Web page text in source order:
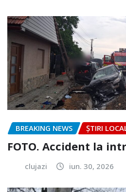
BREAKING NEWS ȘTIRI
FOTO. Accident la
clujazi iun. 30, 2026